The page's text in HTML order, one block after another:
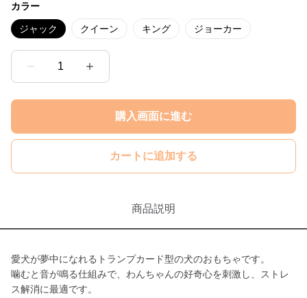
カラー
ジャック クイーン キング ジョーカー
1
購入画面に進む
カートに追加する
商品説明
愛犬が夢中になれるトランプカード型の犬のおもちゃです。
噛むと音が鳴る仕組みで、わんちゃんの好奇心を刺激し、ストレ
ス解消に最適です。